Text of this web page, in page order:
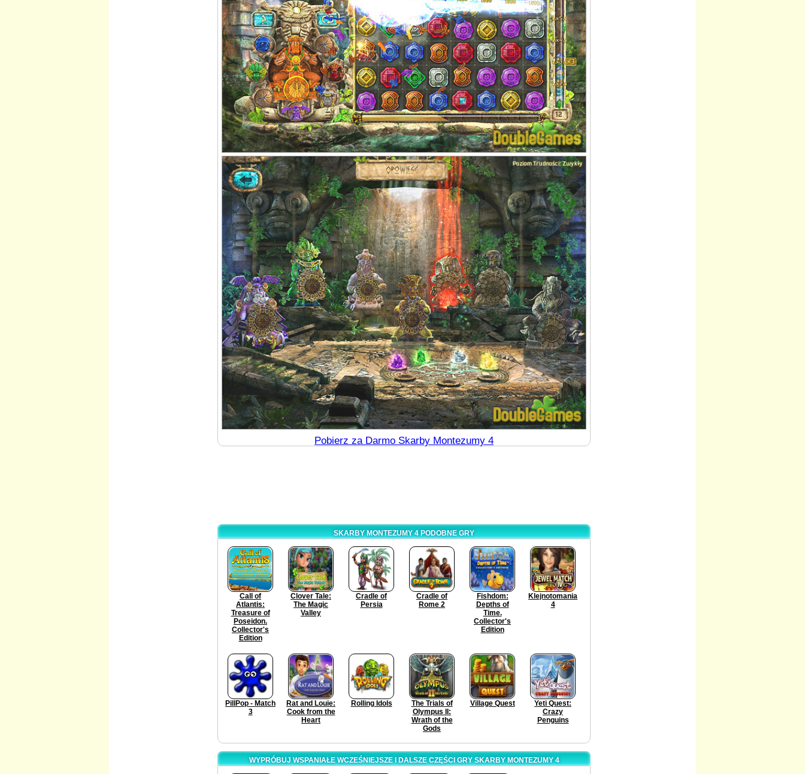
Pobierz za Darmo Skarby Montezumy 4
SKARBY MONTEZUMY 4 PODOBNE GRY
Call of
Atlantis:
Treasure of
Poseidon.
Collector's
Edition
Clover Tale:
The Magic
Valley
Cradle of
Persia
Cradle of
Rome 2
Fishdom:
Depths of
Time.
Collector's
Edition
Klejnotomania
4
PillPop - Match
3
Rat and Louie:
Cook from the
Heart
Rolling Idols
The Trials of
Olympus II:
Wrath of the
Gods
Village Quest
Yeti Quest:
Crazy
Penguins
WYPRÓBUJ WSPANIAŁE WCZEŚNIEJSZE I DALSZE CZĘŚCI GRY SKARBY MONTEZUMY 4